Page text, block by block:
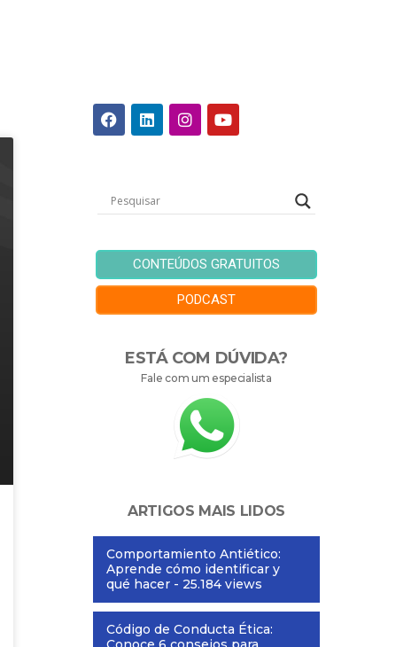
CONTEÚDOS GRATUITOS
PODCAST
ESTÁ COM DÚVIDA?
Fale com um especialista
ARTIGOS MAIS LIDOS
Comportamiento Antiético:
Aprende cómo identificar y
qué hacer - 25.184 views
Código de Conducta Ética: